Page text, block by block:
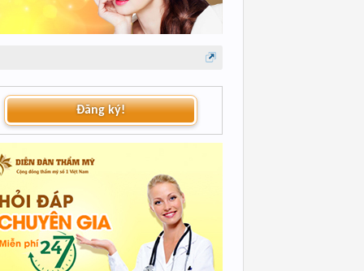
Đăng ký!